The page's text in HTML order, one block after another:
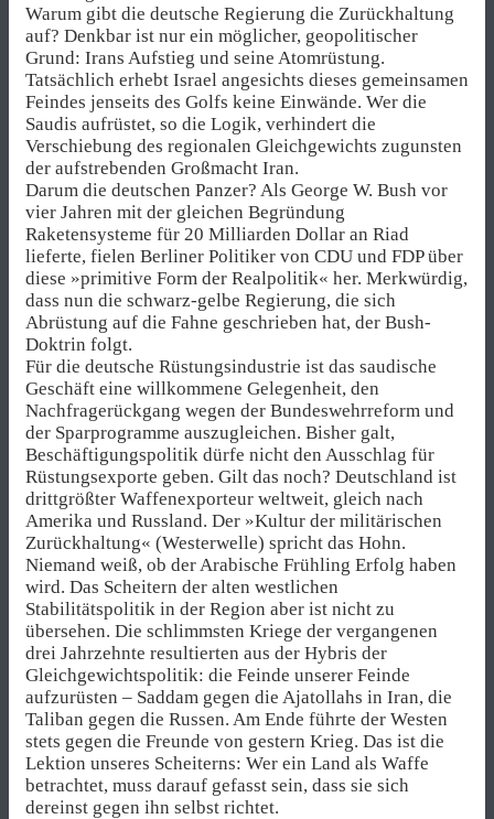
Warum gibt die deutsche Regierung die Zurückhaltung
auf? Denkbar ist nur ein möglicher, geopolitischer
Grund: Irans Aufstieg und seine Atomrüstung.
Tatsächlich erhebt Israel angesichts dieses gemeinsamen
Feindes jenseits des Golfs keine Einwände. Wer die
Saudis aufrüstet, so die Logik, verhindert die
Verschiebung des regio­na­len Gleichgewichts zugunsten
der aufstrebenden Großmacht Iran.
Darum die deutschen Panzer? Als George W. Bush vor
vier Jahren mit der gleichen Begründung
Raketensysteme für 20 Milliarden Dollar an Riad
lieferte, fielen Berliner Politiker von CDU und FDP über
diese »primitive Form der Realpolitik« her. Merkwürdig,
dass nun die schwarz-gelbe Regierung, die sich
Abrüstung auf die Fahne geschrieben hat, der Bush-
Doktrin folgt.
Für die deutsche Rüstungsindustrie ist das saudische
Geschäft eine willkommene Gelegenheit, den
Nachfragerückgang wegen der Bundeswehrreform und
der Sparprogramme auszugleichen. Bisher galt,
Beschäftigungspolitik dürfe nicht den Ausschlag für
Rüstungsexporte geben. Gilt das noch? Deutschland ist
drittgrößter Waffenexporteur weltweit, gleich nach
Amerika und Russland. Der »Kultur der militärischen
Zurückhaltung« (Westerwelle) spricht das Hohn.
Niemand weiß, ob der Arabische Frühling Erfolg haben
wird. Das Scheitern der alten westlichen
Stabilitätspolitik in der Region aber ist nicht zu
übersehen. Die schlimmsten Kriege der vergangenen
drei Jahrzehnte resultierten aus der Hybris der
Gleichgewichtspolitik: die Feinde unserer Feinde
aufzurüsten – Saddam gegen die Ajatollahs in Iran, die
Taliban gegen die Russen. Am Ende führte der Westen
stets gegen die Freunde von gestern Krieg. Das ist die
Lektion unseres Scheiterns: Wer ein Land als Waffe
betrachtet, muss darauf gefasst sein, dass sie sich
dereinst gegen ihn selbst richtet.